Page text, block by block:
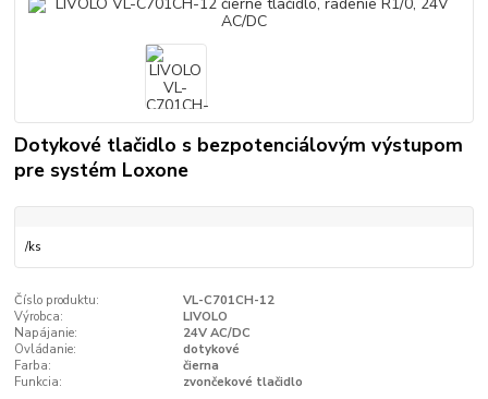
Dotykové tlačidlo s bezpotenciálovým výstupom
pre systém Loxone
/ks
Číslo produktu:
VL-C701CH-12
Výrobca:
LIVOLO
Napájanie:
24V AC/DC
Ovládanie:
dotykové
Farba:
čierna
Funkcia:
zvončekové tlačidlo